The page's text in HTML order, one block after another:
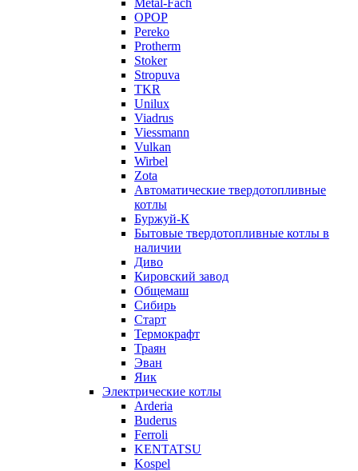
Metal-Fach
OPOP
Pereko
Protherm
Stoker
Stropuva
TKR
Unilux
Viadrus
Viessmann
Vulkan
Wirbel
Zota
Автоматические твердотопливные
котлы
Буржуй-К
Бытовые твердотопливные котлы в
наличии
Диво
Кировский завод
Общемаш
Сибирь
Старт
Термокрафт
Траян
Эван
Яик
Электрические котлы
Arderia
Buderus
Ferroli
KENTATSU
Kospel